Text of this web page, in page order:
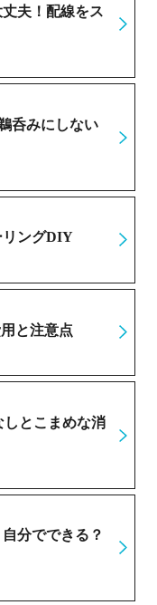
夫！配線をス
呑みにしない
リングDIY
と注意点
とこまめな消
分でできる？